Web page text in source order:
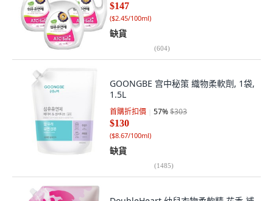
$147
($2.45/100ml)
缺貨
(604)
GOONGBE 宫中秘策 織物柔軟劑, 1袋,
1.5L
首購折扣價 57%$303
$130
($8.67/100ml)
缺貨
(1485)